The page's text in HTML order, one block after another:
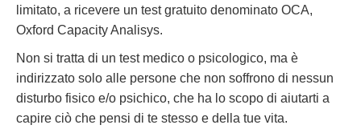
limitato, a ricevere un test gratuito denominato OCA,
Oxford Capacity Analisys.
Non si tratta di un test medico o psicologico, ma è
indirizzato solo alle persone che non soffrono di nessun
disturbo fisico e/o psichico, che ha lo scopo di aiutarti a
capire ciò che pensi di te stesso e della tue vita.